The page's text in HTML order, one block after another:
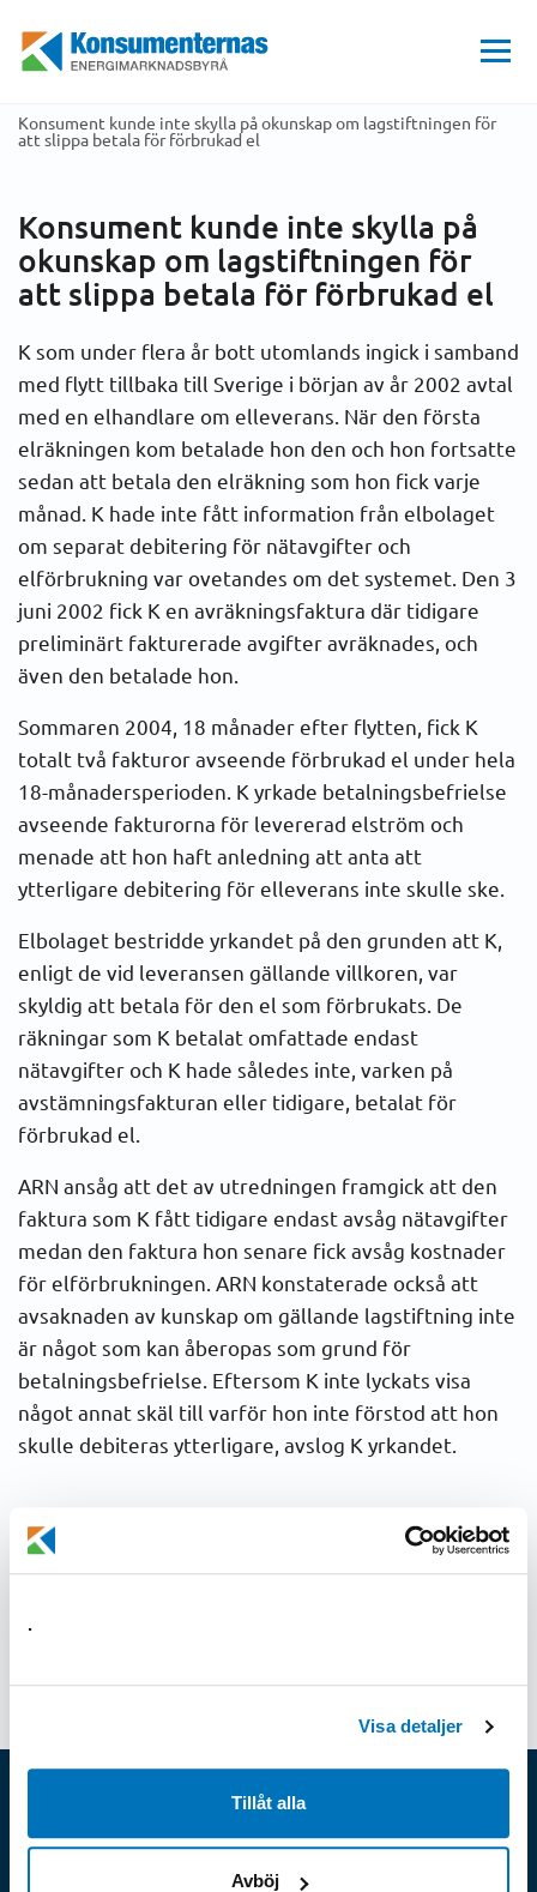
.
Visa detaljer
Tillåt alla
Avböj
Energimarknadsbyrån
Hem
Beslut från Allmänna reklamationsnämnden och domstol
Konsument kunde inte skylla på okunskap om lagstiftningen för
att slippa betala för förbrukad el
Konsument kunde inte skylla på
okunskap om lagstiftningen för
att slippa betala för förbrukad el
K som under flera år bott utomlands ingick i samband
med flytt tillbaka till Sverige i början av år 2002 avtal
med en elhandlare om elleverans. När den första
elräkningen kom betalade hon den och hon fortsatte
sedan att betala den elräkning som hon fick varje
månad. K hade inte fått information från elbolaget
om separat debitering för nätavgifter och
elförbrukning var ovetandes om det systemet. Den 3
juni 2002 fick K en avräkningsfaktura där tidigare
preliminärt fakturerade avgifter avräknades, och
även den betalade hon.
Sommaren 2004, 18 månader efter flytten, fick K
totalt två fakturor avseende förbrukad el under hela
18-månadersperioden. K yrkade betalningsbefrielse
avseende fakturorna för levererad elström och
menade att hon haft anledning att anta att
ytterligare debitering för elleverans inte skulle ske.
Elbolaget bestridde yrkandet på den grunden att K,
enligt de vid leveransen gällande villkoren, var
skyldig att betala för den el som förbrukats. De
räkningar som K betalat omfattade endast
nätavgifter och K hade således inte, varken på
avstämningsfakturan eller tidigare, betalat för
förbrukad el.
ARN ansåg att det av utredningen framgick att den
faktura som K fått tidigare endast avsåg nätavgifter
medan den faktura hon senare fick avsåg kostnader
för elförbrukningen. ARN konstaterade också att
avsaknaden av kunskap om gällande lagstiftning inte
är något som kan åberopas som grund för
betalningsbefrielse. Eftersom K inte lyckats visa
något annat skäl till varför hon inte förstod att hon
skulle debiteras ytterligare, avslog K yrkandet.
Beslut 2006-3971: Konsumenten fick inte rätt
Senast uppdaterad: 2025-11-21
Konsumenternas
Energimarknadsbyrå